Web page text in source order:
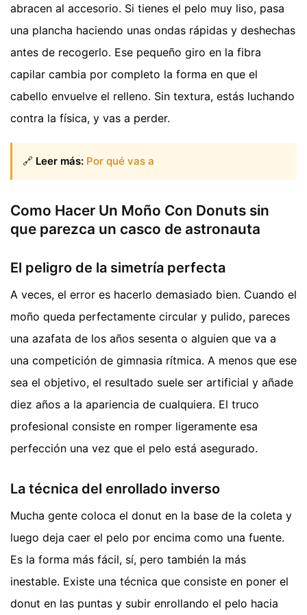
abracen al accesorio. Si tienes el pelo muy liso, pasa
una plancha haciendo unas ondas rápidas y deshechas
antes de recogerlo. Ese pequeño giro en la fibra
capilar cambia por completo la forma en que el
cabello envuelve el relleno. Sin textura, estás luchando
contra la física, y vas a perder.
🔗 Leer más: Por qué vas a
Como Hacer Un Moño Con Donuts sin
que parezca un casco de astronauta
El peligro de la simetría perfecta
A veces, el error es hacerlo demasiado bien. Cuando el
moño queda perfectamente circular y pulido, pareces
una azafata de los años sesenta o alguien que va a
una competición de gimnasia rítmica. A menos que ese
sea el objetivo, el resultado suele ser artificial y añade
diez años a la apariencia de cualquiera. El truco
profesional consiste en romper ligeramente esa
perfección una vez que el pelo está asegurado.
La técnica del enrollado inverso
Mucha gente coloca el donut en la base de la coleta y
luego deja caer el pelo por encima como una fuente.
Es la forma más fácil, sí, pero también la más
inestable. Existe una técnica que consiste en poner el
donut en las puntas y subir enrollando el pelo hacia